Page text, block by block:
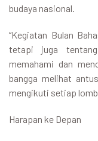
budaya nasional.
“Kegiatan Bulan
tetapi juga
memahami dan
bangga melihat
mengikuti setiap
Harapan ke Depan